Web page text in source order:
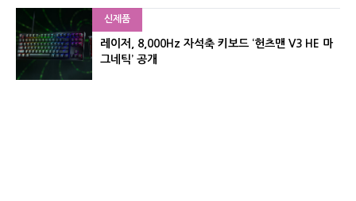
신제품
레이저, 8,000Hz 자석축 키보드 ‘헌츠맨 V3 HE 마
그네틱’ 공개